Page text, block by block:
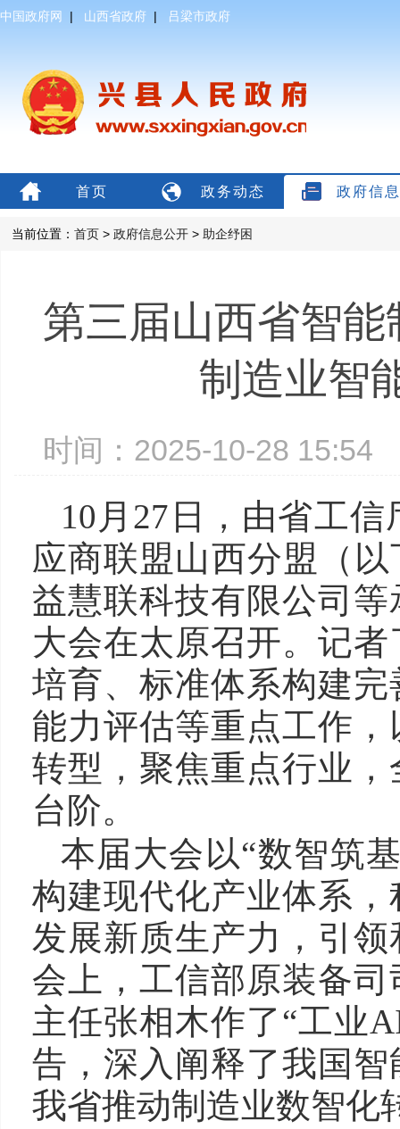
中国政府网 | 山西省政府 | 吕梁市政府
首页 政务动态 政府信
当前位置： 首页 > 政府信息公开 > 助企纾困
第三届山西省智
制造业智
时间：2025-10-28
10月27日，由省工
应商联盟山西分盟（
益慧联科技有限公司
大会在太原召开。记
培育、标准体系构建
能力评估等重点工作
转型，聚焦重点行业
台阶。
本届大会以“数智筑
构建现代化产业体系
发展新质生产力，引
会上，工信部原装备
主任张相木作了“工业
告，深入阐释了我国
我省推动制造业数智化